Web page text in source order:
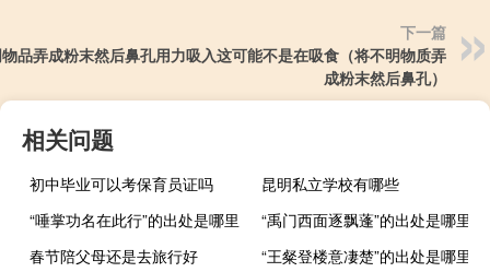
下一篇
品弄成粉末然后鼻孔用力吸入这可能不是在吸食（将不明物质弄
成粉末然后鼻孔）
相关问题
初中毕业可以考保育员证吗
昆明私立学校有哪些
“唾掌功名在此行”的出处是哪里
“禹门西面逐飘蓬”的出处是哪里
春节陪父母还是去旅行好
“王粲登楼意凄楚”的出处是哪里